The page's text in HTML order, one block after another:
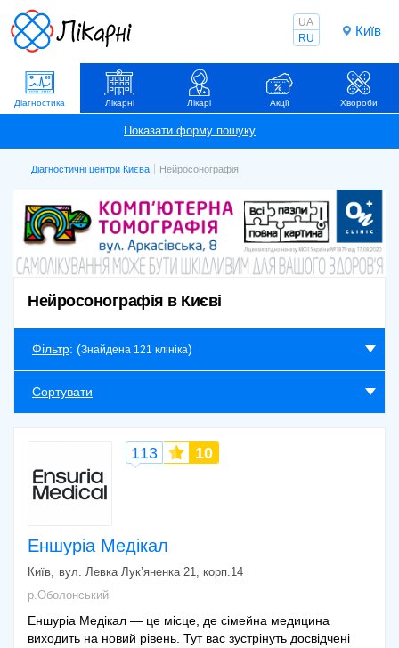
Київ
UA
RU
Діагностика Лікарні Лікарі Акції Хвороби
Діагностичні центри Києва Нейросонографія
Нейросонографія в Києві
Фільтр: (Знайдена 121 клініка)
Сортувати
Еншуріа Медікал
113 10
Київ
вул. Левка Лук’яненка 21, корп.14
р.Оболонський
Еншуріа Медікал — це місце, де сімейна медицина
виходить на новий рівень. Тут вас зустрінуть досвідчені